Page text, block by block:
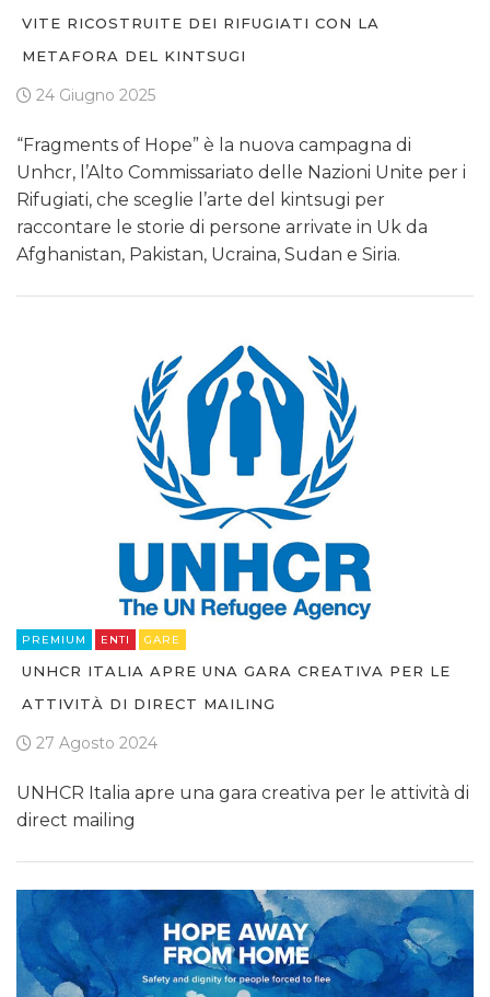
VITE RICOSTRUITE DEI RIFUGIATI CON LA
METAFORA DEL KINTSUGI
24 Giugno 2025
“Fragments of Hope” è la nuova campagna di
Unhcr, l’Alto Commissariato delle Nazioni Unite per i
Rifugiati, che sceglie l’arte del kintsugi per
raccontare le storie di persone arrivate in Uk da
Afghanistan, Pakistan, Ucraina, Sudan e Siria.
PREMIUM ENTI GARE
UNHCR ITALIA APRE UNA GARA CREATIVA PER LE
ATTIVITÀ DI DIRECT MAILING
27 Agosto 2024
UNHCR Italia apre una gara creativa per le attività di
direct mailing